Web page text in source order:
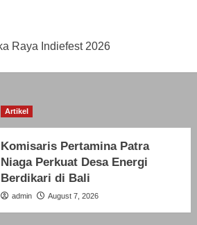
Raya Indiefest 2026
Artikel
Komisaris Pertamina Patra
Niaga Perkuat Desa Energi
Berdikari di Bali
admin August 7, 2026